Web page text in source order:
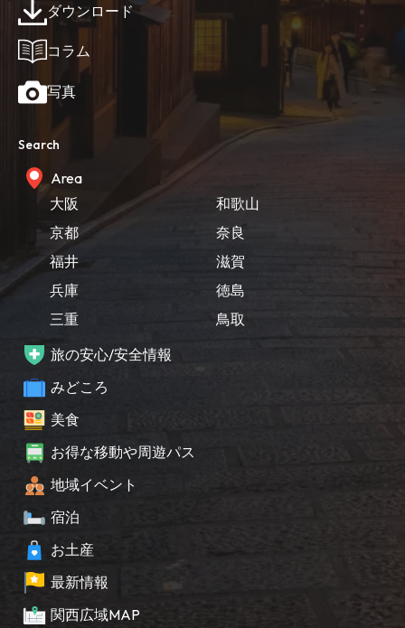
ダウンロード
コラム
写真
Search
Area
大阪
京都
福井
兵庫
三重
和歌山
奈良
滋賀
徳島
鳥取
旅の安心/安全情報
みどころ
美食
お得な移動や周遊パス
地域イベント
宿泊
お土産
最新情報
関西広域MAP